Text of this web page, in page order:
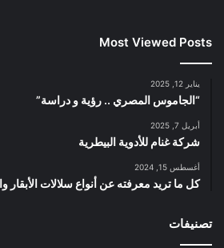
Most Viewed Posts
يناير 12, 2025
“الجاموس المصري .. رؤية و دراسة”
أبريل 7, 2025
شركة غنام للأدوية البيطرية
أغسطس 15, 2024
كل ما تريد معرفته عن أنواع سلالات
تصنيفات